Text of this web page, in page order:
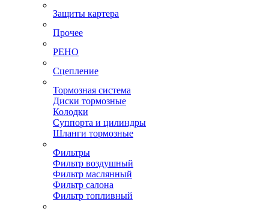
Защиты картера
Прочее
РЕНО
Сцепление
Тормозная система
Диски тормозные
Колодки
Суппорта и цилиндры
Шланги тормозные
Фильтры
Фильтр воздушный
Фильтр маслянный
Фильтр салона
Фильтр топливный